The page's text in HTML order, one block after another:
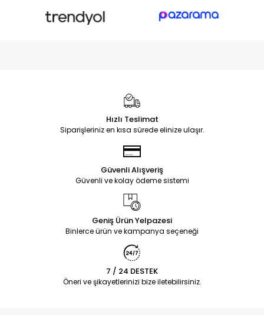
Hızlı Teslimat
Siparişleriniz en kısa sürede elinize ulaşır.
Güvenli Alışveriş
Güvenli ve kolay ödeme sistemi
Geniş Ürün Yelpazesi
Binlerce ürün ve kampanya seçeneği
7 / 24 DESTEK
Öneri ve şikayetlerinizi bize iletebilirsiniz.